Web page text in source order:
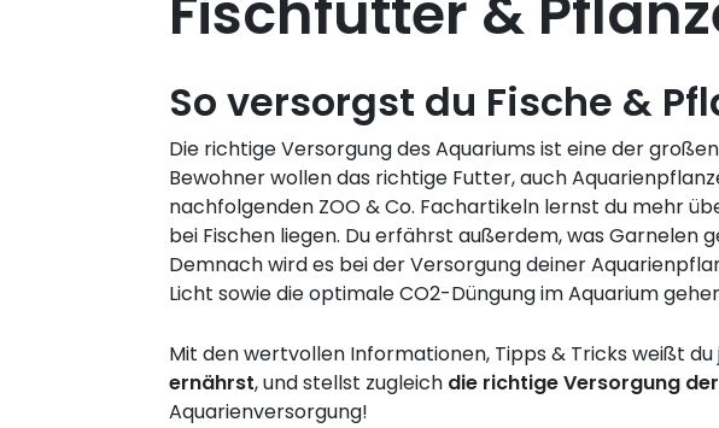
So versorgst du Fische &
Die richtige Versorgung des Aquariums ist eine der
Bewohner wollen das richtige Futter, auch
nachfolgenden ZOO & Co. Fachartikeln lernst du mehr
bei Fischen liegen. Du erfährst außerdem, was
Demnach wird es bei der Versorgung deiner
Licht sowie die optimale CO2-Düngung im Aquarium
Mit den wertvollen Informationen, Tipps & Tricks weißt du
ernährst, und stellst zugleich die richtige Versorgung
Aquarienversorgung!